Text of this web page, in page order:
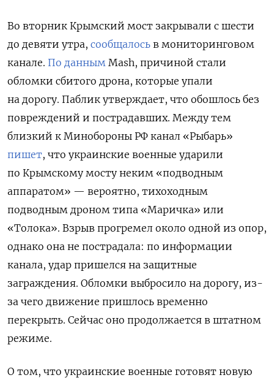
Во вторник Крымский мост закрывали с шести
до девяти утра, сообщалось в мониторинговом
канале. По данным Mash, причиной стали
обломки сбитого дрона, которые упали
на дорогу. Паблик утверждает, что обошлось без
повреждений и пострадавших. Между тем
близкий к Минобороны РФ канал «Рыбарь»
пишет, что украинские военные ударили
по Крымскому мосту неким «подводным
аппаратом» — вероятно, тихоходным
подводным дроном типа «Маричка» или
«Толока». Взрыв прогремел около одной из опор,
однако она не пострадала: по информации
канала, удар пришелся на защитные
заграждения. Обломки выбросило на дорогу, из-
за чего движение пришлось временно
перекрыть. Сейчас оно продолжается в штатном
режиме.
О том, что украинские военные готовят новую